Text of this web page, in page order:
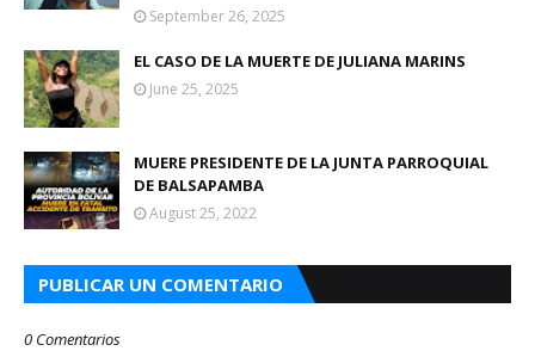
September 26, 2025
EL CASO DE LA MUERTE DE JULIANA MARINS
June 25, 2025
MUERE PRESIDENTE DE LA JUNTA PARROQUIAL
DE BALSAPAMBA
August 25, 2022
PUBLICAR UN COMENTARIO
0 Comentarios